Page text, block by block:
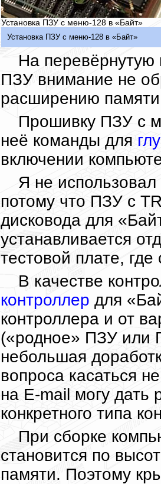
Установка ПЗУ с меню-128 в «Байт»
Установка ПЗУ с меню-128 в «Байт»
На перевёрнутую
ПЗУ внимание не
расширению памяти
Прошивку ПЗУ с
неё команды для
включении
Я не
потому что ПЗУ с
дисковода для
устанавливается
тестовой плате,
В качестве
контроллер для
контроллера и от
(«родное» ПЗУ или
небольшая
вопроса касаться
на E-mail могу дать
конкретного типа
При сборке
становится по
памяти. Поэтому